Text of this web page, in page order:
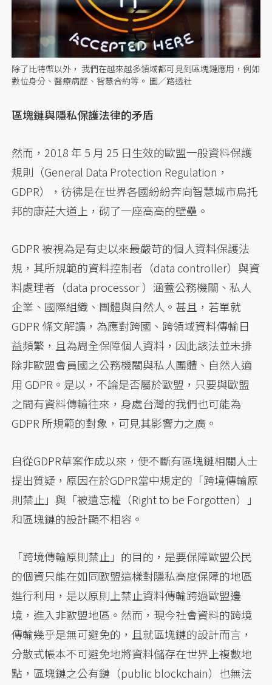
除了比特幣以外， 我們在越來越多領域都可見到區塊鏈應用，例如
數位身分、醫療病歷、智慧合約等。 圖／路透社
區塊鏈與隱私保護法律的矛盾
然而，2018 年 5 月 25 日生效的歐盟一般資料保護
規則（General Data Protection Regulation，
GDPR），彷彿是在世界各國紛紛奔向智慧城市烏托
邦的康莊大道上，砌了一座高高的壁壘。
GDPR 被視為是有史以來最嚴苛的個人資料保護法
規，其所規範的資料控制者（data controller）與資
料處理者（data processor ）涵蓋公務機關、私人
企業、國際組織、團體與自然人。甚且，若單就
GDPR 條文解讀，為應對跨國、跨領域資料傳輸日
益頻繁，且為周全保障個人資料，因此該法並未排
除非歐盟會員國之公務機關與私人團體、自然人適
用 GDPR。是以，不論是否屬於歐盟，只要與歐盟
之間有資料傳輸往來，身處台灣的我們也可能為
GDPR 所規範的對象，可見其影響力之廣。
自從GDPR草案作成以來，便不斷有區塊鏈相關人士
提出質疑，原因在於GDPR當中規定的「跨境傳輸原
則禁止」與「被遺忘權（Right to be Forgotten）」
和區塊鏈的設計顯不相容。
「跨境傳輸原則禁止」的目的，是要保障歐盟公民
的個資只能在如同歐盟這樣對隱私高度保障的地區
進行利用，是以原則上禁止資料傳輸跨過歐盟邊
境，進入非歐盟地區。然而，現今社會資料的跨境
傳輸幾乎是無可避免的，且就區塊鏈的設計而言，
分散式帳本不可避免地將資料儲存在世界上複數地
點，區塊鏈之公有鏈（public blockchain）也無法